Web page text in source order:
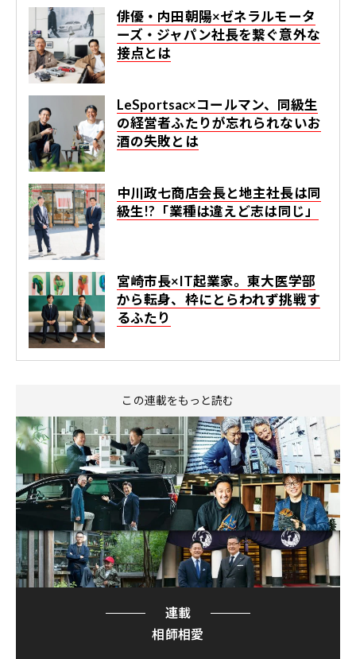
俳優・内田朝陽×ゼネラルモータ
ーズ・ジャパン社長を繋ぐ意外な
接点とは
LeSportsac×コールマン、同級生
の経営者ふたりが忘れられないお
酒の失敗とは
中川政七商店会長と地主社長は同
級生!?「業種は違えど志は同じ」
宮崎市長×IT起業家。東大医学部
から転身、枠にとらわれず挑戦す
るふたり
この連載をもっと読む
連載
相師相愛